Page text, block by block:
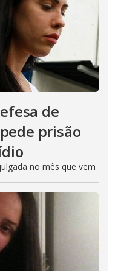
de
prisão
no mês que vem